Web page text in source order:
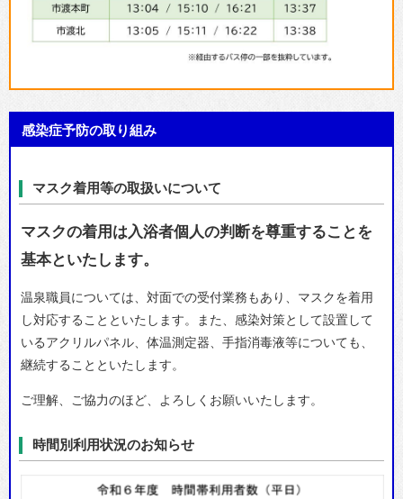
感染症予防の取り組み
マスク着用等の取扱いについて
マスクの着用は入浴者個人の判断を尊重することを
基本といたします。
温泉職員については、対面での受付業務もあり、マスクを着用
し対応することといたします。また、感染対策として設置して
いるアクリルパネル、体温測定器、手指消毒液等についても、
継続することといたします。
ご理解、ご協力のほど、よろしくお願いいたします。
時間別利用状況のお知らせ